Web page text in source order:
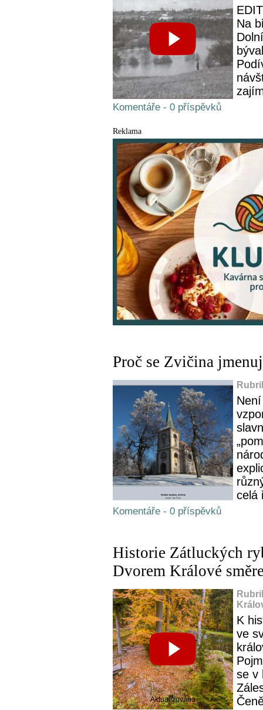
Na
Komentáře - 0 příspěvků
Reklama
Proč se Zvičina
celá
Komentáře - 0 příspěvků
Historie Zátluckých
Dvorem Králové
Aktualizováno
K
ve
se v